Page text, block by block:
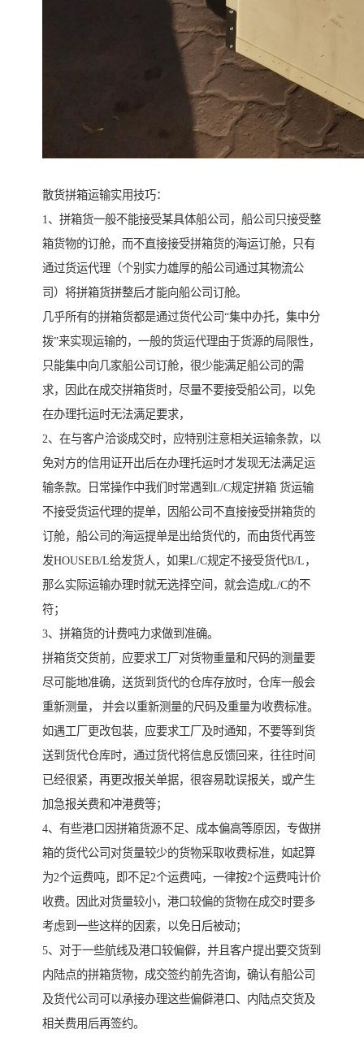
散货拼箱运输实用技巧：
1、拼箱货一般不能接受某具体船公司，船公司只接受整
箱货物的订舱，而不直接接受拼箱货的海运订舱，只有
通过货运代理（个别实力雄厚的船公司通过其物流公
司）将拼箱货拼整后才能向船公司订舱。
几乎所有的拼箱货都是通过货代公司“集中办托，集中分
拨”来实现运输的，一般的货运代理由于货源的局限性，
只能集中向几家船公司订舱，很少能满足船公司的需
求，因此在成交拼箱货时，尽量不要接受船公司，以免
在办理托运时无法满足要求，
2、在与客户洽谈成交时，应特别注意相关运输条款，以
免对方的信用证开出后在办理托运时才发现无法满足运
输条款。日常操作中我们时常遇到L/C规定拼箱 货运输
不接受货运代理的提单，因船公司不直接接受拼箱货的
订舱，船公司的海运提单是出给货代的，而由货代再签
发HOUSEB/L给发货人，如果L/C规定不接受货代B/L，
那么实际运输办理时就无选择空间，就会造成L/C的不
符；
3、拼箱货的计费吨力求做到准确。
拼箱货交货前，应要求工厂对货物重量和尺码的测量要
尽可能地准确，送货到货代的仓库存放时，仓库一般会
重新测量， 并会以重新测量的尺码及重量为收费标准。
如遇工厂更改包装，应要求工厂及时通知，不要等到货
送到货代仓库时，通过货代将信息反馈回来，往往时间
已经很紧，再更改报关单据，很容易耽误报关，或产生
加急报关费和冲港费等；
4、有些港口因拼箱货源不足、成本偏高等原因，专做拼
箱的货代公司对货量较少的货物采取收费标准，如起算
为2个运费吨，即不足2个运费吨，一律按2个运费吨计价
收费。因此对货量较小，港口较偏的货物在成交时要多
考虑到一些这样的因素，以免日后被动；
5、对于一些航线及港口较偏僻，并且客户提出要交货到
内陆点的拼箱货物，成交签约前先咨询，确认有船公司
及货代公司可以承接办理这些偏僻港口、内陆点交货及
相关费用后再签约。